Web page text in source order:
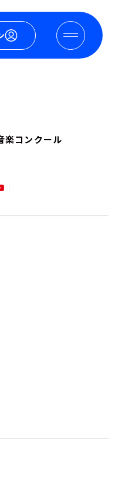
楽コンクール